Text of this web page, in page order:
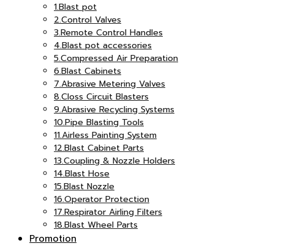
1.Blast pot
2.Control Valves
3.Remote Control Handles
4.Blast pot accessories
5.Compressed Air Preparation
6.Blast Cabinets
7.Abrasive Metering Valves
8.Closs Circuit Blasters
9.Abrasive Recycling Systems
10.Pipe Blasting Tools
11.Airless Painting System
12.Blast Cabinet Parts
13.Coupling & Nozzle Holders
14.Blast Hose
15.Blast Nozzle
16.Operator Protection
17.Respirator Airling Filters
18.Blast Wheel Parts
Promotion